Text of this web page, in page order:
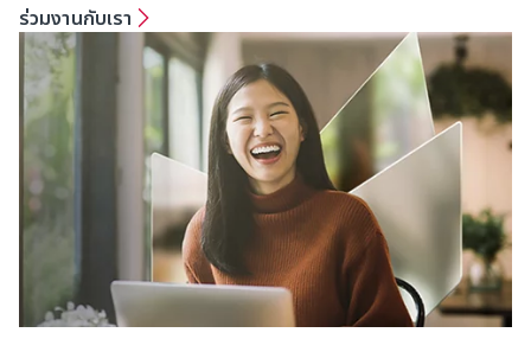
ร่วมงานกับเรา